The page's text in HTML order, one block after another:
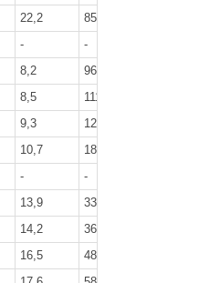
22,2
851,0
-
-
8,2
96,0
8,5
111,0
9,3
125,0
10,7
186,0
-
-
13,9
331,0
14,2
368,0
16,5
481,0